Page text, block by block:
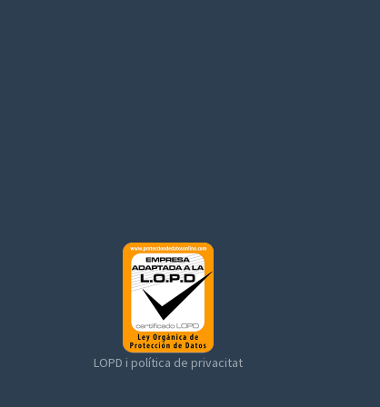
LOPD i política de privacitat